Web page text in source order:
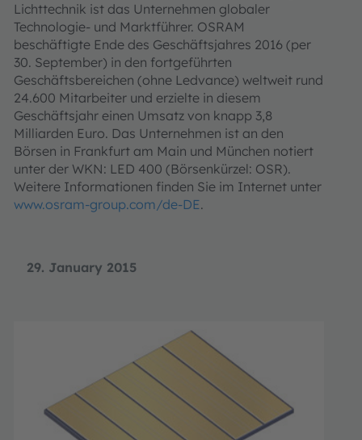
29. January 2015
Lichttechnik ist das Unternehmen globaler
Technologie- und Marktführer. OSRAM
beschäftigte Ende des Geschäftsjahres 2016 (per
30. September) in den fortgeführten
Geschäftsbereichen (ohne Ledvance) weltweit rund
24.600 Mitarbeiter und erzielte in diesem
Geschäftsjahr einen Umsatz von knapp 3,8
Milliarden Euro. Das Unternehmen ist an den
Börsen in Frankfurt am Main und München notiert
unter der WKN: LED 400 (Börsenkürzel: OSR).
Weitere Informationen finden Sie im Internet unter
www.osram-group.com/de-DE.